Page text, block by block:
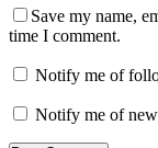
Save my name,
time I comment.
Notify me of
Notify me of